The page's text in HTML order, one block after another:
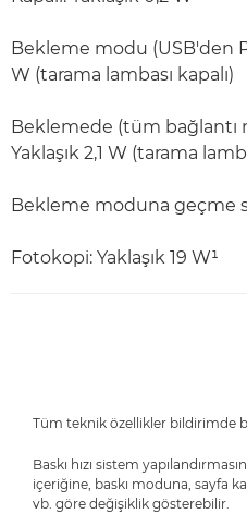
Bekleme modu (USB'den
W (tarama lambası kapalı)
Beklemede (tüm bağlantı
Yaklaşık 2,1 W (tarama
Bekleme moduna geçme
Fotokopi: Yaklaşık 19 W¹
Tüm teknik özellikler bildirimde
Baskı hızı sistem
içeriğine, baskı moduna, sayfa
vb. göre değişiklik gösterebilir.